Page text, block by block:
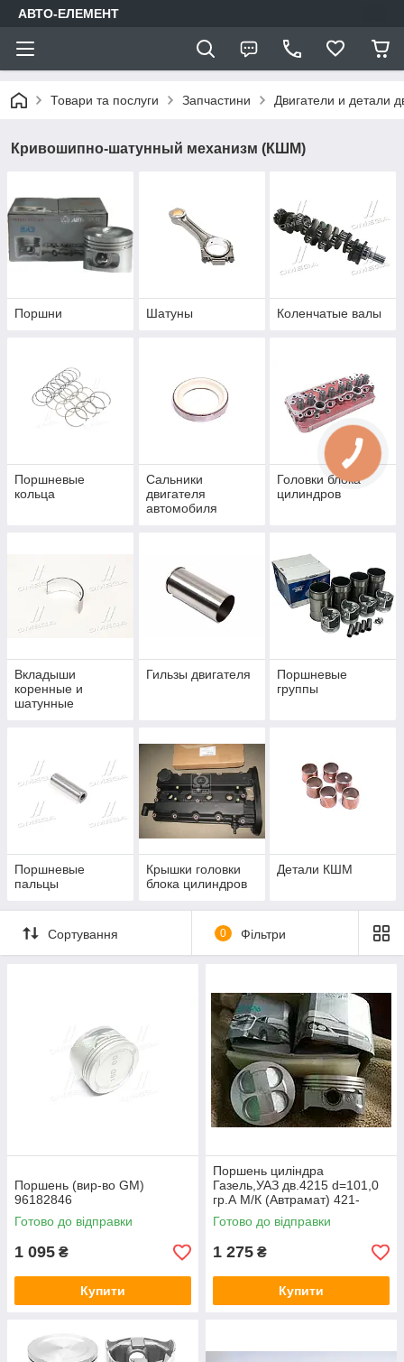
АВТО-ЕЛЕМЕНТ
Товари та послуги Запчастини Двигатели и детали
Кривошипно-шатунный механизм (КШМ)
Поршни Шатуны Коленчатые валы
Поршневые
кольца
Сальники
двигателя
автомобиля
Головки блока
цилиндров
Вкладыши
коренные и
шатунные
Гильзы двигателя
Поршневые
группы
Поршневые
пальцы
Крышки головки
блока цилиндров
Детали КШМ
Сортування 0 Фільтри
Поршень (вир-во GM)
96182846
Готово до відправки
1 095 ₴
Купити
Поршень цилiндра
Газель,УАЗ дв.4215 d=101,0
гр.А М/К (Автрамат) 421-
1004015М Р2
Готово до відправки
1 275 ₴
Купити